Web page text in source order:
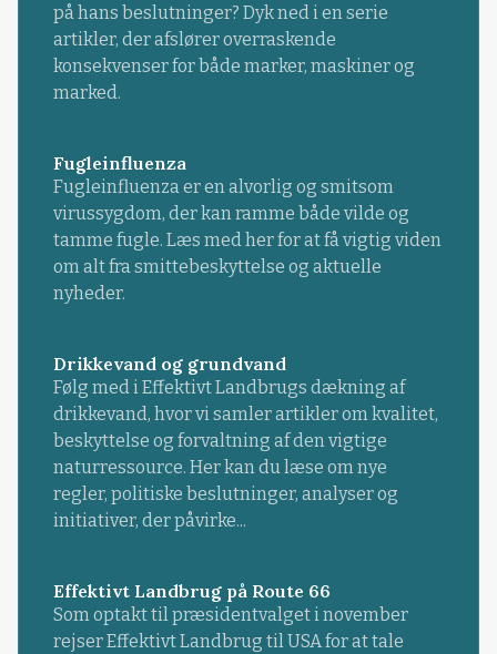
på hans beslutninger? Dyk ned i en serie
artikler, der afslører overraskende
konsekvenser for både marker, maskiner og
marked.
Fugleinfluenza
Fugleinfluenza er en alvorlig og smitsom
virussygdom, der kan ramme både vilde og
tamme fugle. Læs med her for at få vigtig viden
om alt fra smittebeskyttelse og aktuelle
nyheder.
Drikkevand og grundvand
Følg med i Effektivt Landbrugs dækning af
drikkevand, hvor vi samler artikler om kvalitet,
beskyttelse og forvaltning af den vigtige
naturressource. Her kan du læse om nye
regler, politiske beslutninger, analyser og
initiativer, der påvirke...
Effektivt Landbrug på Route 66
Som optakt til præsidentvalget i november
rejser Effektivt Landbrug til USA for at tale